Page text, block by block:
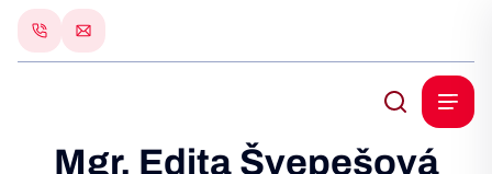
Mgr. Edita Švepešová